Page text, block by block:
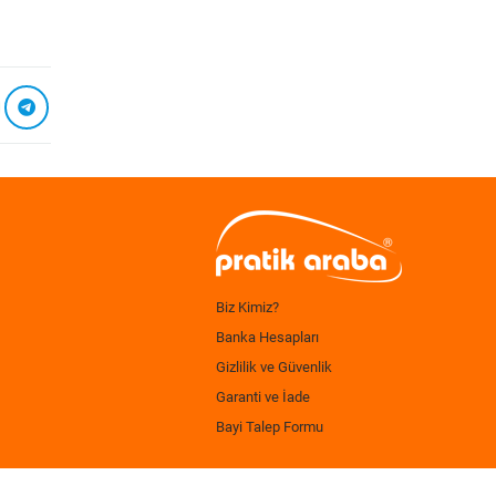
Biz Kimiz?
Banka Hesapları
Gizlilik ve Güvenlik
Garanti ve İade
Bayi Talep Formu